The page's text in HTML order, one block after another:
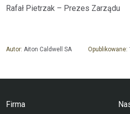
Rafał Pietrzak – Prezes Zarządu
Autor: Aiton Caldwell SA Opublikowane:
Firma